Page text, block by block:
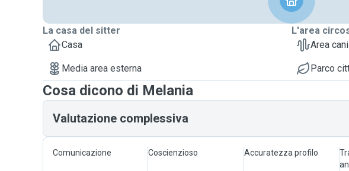
La casa del sitter
Casa
Media area esterna
L'area
Area
Parco
Cosa dicono di Melania
Valutazione complessiva
Comunicazione Coscienzioso Accuratezza profilo